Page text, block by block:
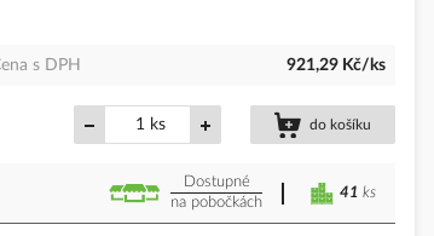
s DPH 921,29 Kč/ks
ks do košíku
Dostupné
na pobočkách
41 ks